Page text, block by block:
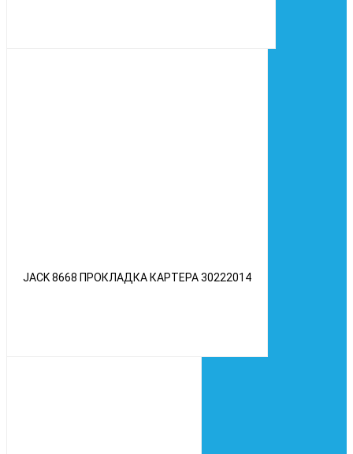
JACK 8668 ПРОКЛАДКА КАРТЕРА 30222014